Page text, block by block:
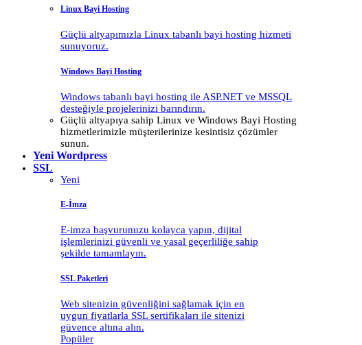
Linux Bayi Hosting
Güçlü altyapımızla Linux tabanlı bayi hosting hizmeti
sunuyoruz.
Windows Bayi Hosting
Windows tabanlı bayi hosting ile ASP.NET ve MSSQL
desteğiyle projelerinizi barındırın.
Güçlü altyapıya sahip Linux ve Windows Bayi Hosting
hizmetlerimizle müşterilerinize kesintisiz çözümler
sunun.
Yeni Wordpress
SSL
Yeni
E-İmza
E-imza başvurunuzu kolayca yapın, dijital
işlemlerinizi güvenli ve yasal geçerliliğe sahip
şekilde tamamlayın.
SSL Paketleri
Web sitenizin güvenliğini sağlamak için en
uygun fiyatlarla SSL sertifikaları ile sitenizi
güvence altına alın.
Popüler